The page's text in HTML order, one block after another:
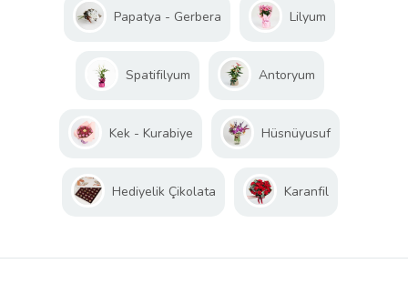
Papatya - Gerbera Lilyum
Spatifilyum Antoryum
Kek - Kurabiye Hüsnüyusuf
Hediyelik Çikolata Karanfil